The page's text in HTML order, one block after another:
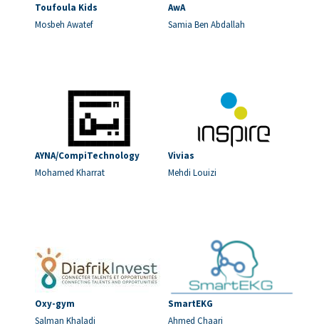
Toufoula Kids
Mosbeh Awatef
AwA
Samia Ben Abdallah
AYNA/CompiTechnology
Mohamed Kharrat
Vivias
Mehdi Louizi
Oxy-gym
Salman Khaladi
SmartEKG
Ahmed Chaari